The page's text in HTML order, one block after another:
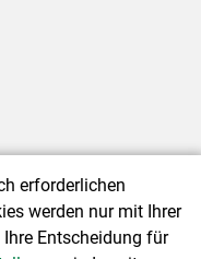
|Barrierefreiheit|
erforderlichen
werden nur mit Ihrer
Entscheidung für